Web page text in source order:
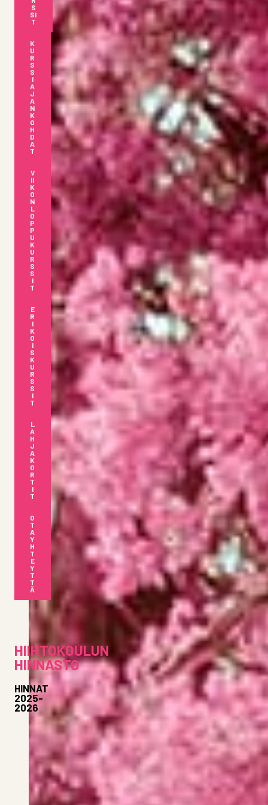
S
SI
T
K
U
R
S
S
I
A
J
A
N
K
O
H
D
A
T
V
II
K
O
N
L
O
P
P
U
K
U
R
S
S
I
T
E
R
I
K
O
I
S
K
U
R
S
S
I
T
L
A
H
J
A
K
O
R
T
I
T
O
T
A
Y
H
T
E
Y
T
T
Ä
HIIHTOKOULUN
HINNASTO
HINNAT
2025-
2026
HIIHTOKOULUTUNTI
/ YKSITYISTUNTI
KESTO HINTA
1 henkilö 65€
+45€